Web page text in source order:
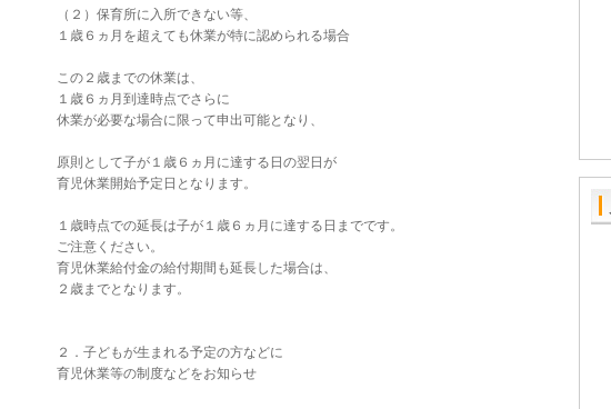
（２）保育所に入所できない等、
１歳６ヵ月を超えても休業が特に認められる場合
この２歳までの休業は、
１歳６ヵ月到達時点でさらに
休業が必要な場合に限って申出可能となり、
原則として子が１歳６ヵ月に達する日の翌日が
育児休業開始予定日となります。
１歳時点での延長は子が１歳６ヵ月に達する日までです。
ご注意ください。
育児休業給付金の給付期間も延長した場合は、
２歳までとなります。
２．子どもが生まれる予定の方などに
育児休業等の制度などをお知らせ